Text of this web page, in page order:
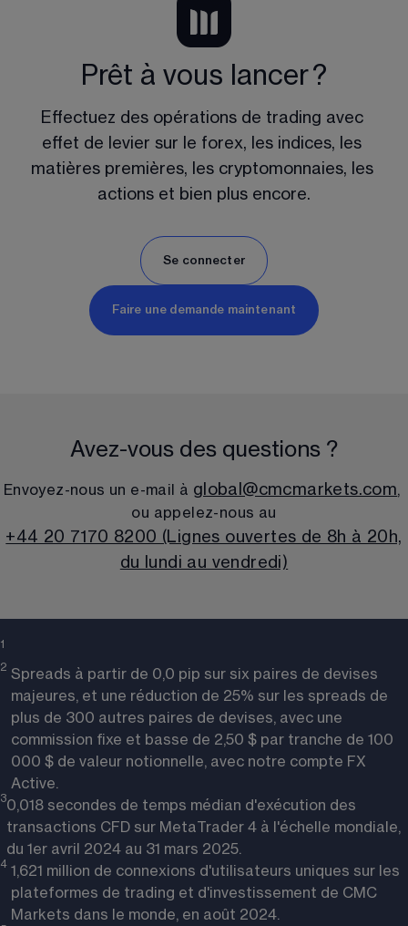
Prêt à vous lancer ?
Effectuez des opérations de trading avec
effet de levier sur le forex, les indices, les
matières premières, les cryptomonnaies, les
actions et bien plus encore.
Se connecter
Faire une demande maintenant
Avez-vous des questions ?
Envoyez-nous un e-mail à global@cmcmarkets.com,
ou appelez-nous au
+44 20 7170 8200 (Lignes ouvertes de 8h à 20h,
du lundi au vendredi)
1
2 Spreads à partir de 0,0 pip sur six paires de devises
majeures, et une réduction de 25% sur les spreads de
plus de 300 autres paires de devises, avec une
commission fixe et basse de 2,50 $ par tranche de 100
000 $ de valeur notionnelle, avec notre compte FX
Active.
30,018 secondes de temps médian d'exécution des
transactions CFD sur MetaTrader 4 à l'échelle mondiale,
du 1er avril 2024 au 31 mars 2025.
4 1,621 million de connexions d'utilisateurs uniques sur les
plateformes de trading et d'investissement de CMC
Markets dans le monde, en août 2024.